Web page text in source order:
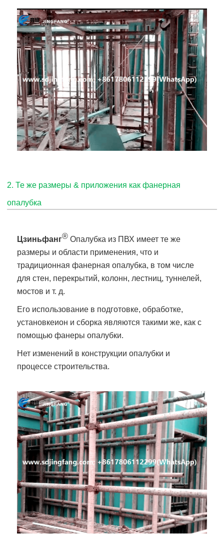
2. Те же размеры & приложения как фанерная
опалубка
Цзиньфанг® Опалубка из ПВХ имеет те же
размеры и области применения, что и
традиционная фанерная опалубка, в том числе
для стен, перекрытий, колонн, лестниц, туннелей,
мостов и т. д.
Его использование в подготовке, обработке,
установкеион и сборка являются такими же, как с
помощью фанеры опалубки.
Нет изменений в конструкции опалубки и
процессе строительства.